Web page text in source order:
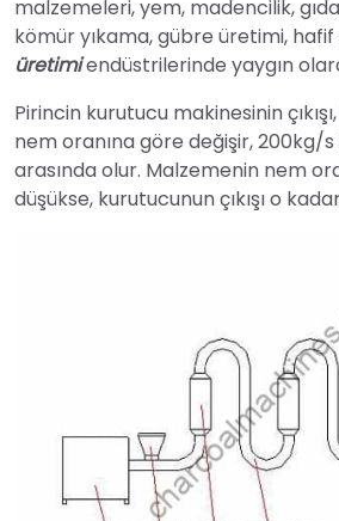
malzemeleri, yem, madencilik,
kömür yıkama, gübre üretimi, hafif
üretimiendüstrilerinde yaygın
Pirincin kurutucu makinesinin
nem oranına göre değişir, 200kg/
arasında olur. Malzemenin nem
düşükse, kurutucunun çıkışı o